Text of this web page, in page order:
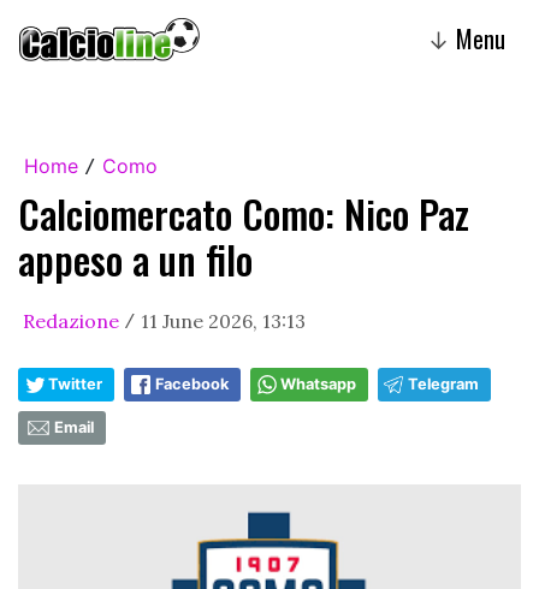
↓ Menu
Home / Como
Calciomercato Como: Nico Paz
appeso a un filo
Redazione / 11 June 2026, 13:13
Twitter Facebook Whatsapp Telegram
Email